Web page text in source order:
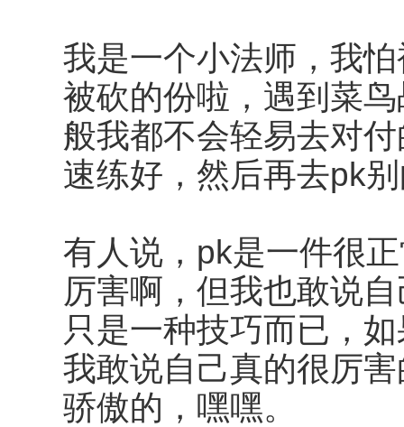
我是一个小法师，我
被砍的份啦，遇到菜
般我都不会轻易去对
速练好，然后再去pk
有人说，pk是一件很
厉害啊，但我也敢说
只是一种技巧而已，
我敢说自己真的很厉
骄傲的，嘿嘿。